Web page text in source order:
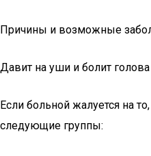
Причины и возможные
Давит на уши и болит
Если больной жалуется на
следующие группы: